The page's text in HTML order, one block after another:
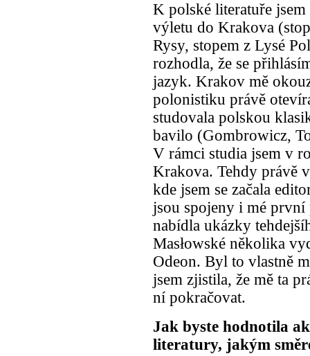
K polské literatuře
výletu do Krakova
Rysy, stopem z Lysé
rozhodla, že se
jazyk. Krakov mě
polonistiku právě
studovala polskou
bavilo (Gombrowicz,
V rámci studia jsem v
Krakova. Tehdy právě
kde jsem se začala
jsou spojeny i mé
nabídla ukázky
Masłowské několika
Odeon. Byl to vlastně
jsem zjistila, že mě ta
ní pokračovat.
Jak byste hodnotila
literatury, jakým